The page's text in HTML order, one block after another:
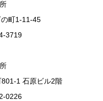
町1-11-45
3719
1 石原ビル2階
0226